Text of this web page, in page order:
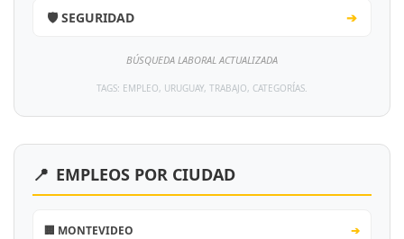
🛡️ SEGURIDAD ➔
BÚSQUEDA LABORAL ACTUALIZADA
TAGS: EMPLEO, URUGUAY, TRABAJO, CATEGORÍAS.
📍 EMPLEOS POR CIUDAD
🏢 MONTEVIDEO ➔